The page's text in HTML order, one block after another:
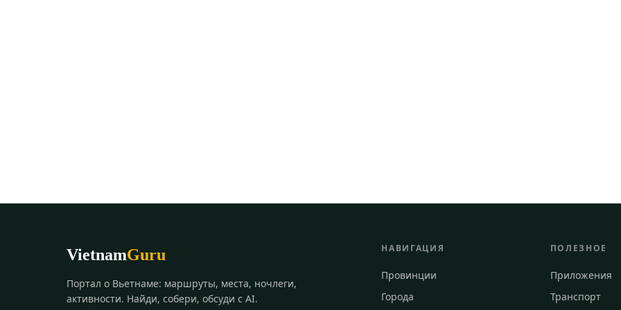
VietnamGuru
Портал о Вьетнаме: маршруты, места, ночлеги,
активности. Найди, собери, обсуди с AI.
НАВИГАЦИЯ
Провинции
Города
ПОЛЕЗНОЕ
Приложения
Транспорт